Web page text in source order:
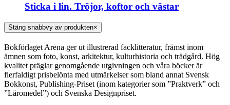
Sticka i lin. Tröjor, koftor och västar
Stäng snabbvy av produkten×
Bokförlaget Arena ger ut illustrerad facklitteratur, främst inom
ämnen som foto, konst, arkitektur, kulturhistoria och trädgård. Hög
kvalitet präglar genomgående utgivningen och våra böcker är
flerfaldigt prisbelönta med utmärkelser som bland annat Svensk
Bokkonst, Publishing-Priset (inom kategorier som ”Praktverk” och
”Läromedel”) och Svenska Designpriset.